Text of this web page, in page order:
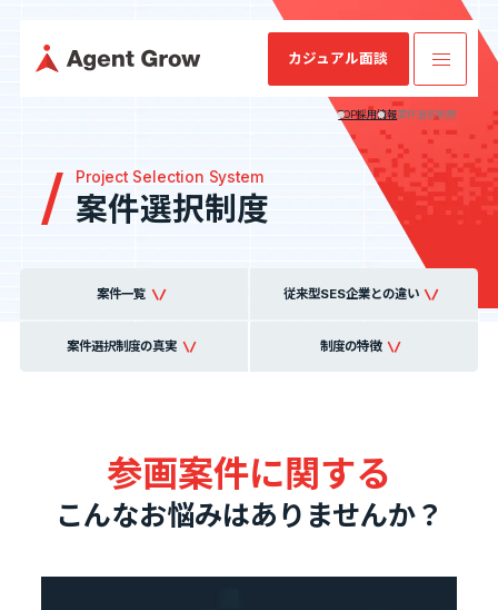
業績・財務情
カジュアル面談
TOP
事業内容
IR情報
TOP採用情報案件選択制度
Project Selection System
案件選択制度
案件一覧 従来型SES企業との違い
案件選択制度の真実 制度の特徴
参画案件に関する
こんなお悩みはありませんか？